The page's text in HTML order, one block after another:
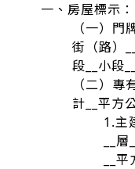
一、房屋標示：
（一）門
街（路）
段__小段
（二）專
計__平方
1.主
__
__